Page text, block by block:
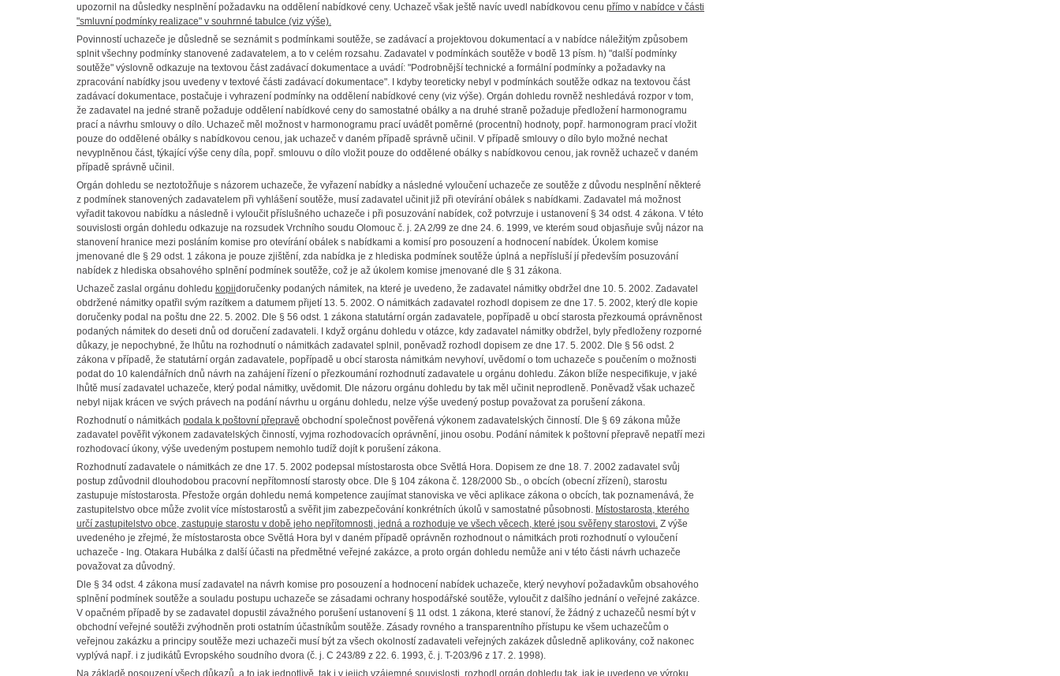
upozornil na důsledky nesplnění požadavku na oddělení nabídkové ceny. Uchazeč však ještě navíc uvedl nabídkovou cenu přímo v nabídce v části
"smluvní podmínky realizace" v souhrnné tabulce (viz výše).
Povinností uchazeče je důsledně se seznámit s podmínkami soutěže, se zadávací a projektovou dokumentací a v nabídce náležitým způsobem
splnit všechny podmínky stanovené zadavatelem, a to v celém rozsahu. Zadavatel v podmínkách soutěže v bodě 13 písm. h) "další podmínky
soutěže" výslovně odkazuje na textovou část zadávací dokumentace a uvádí: "Podrobnější technické a formální podmínky a požadavky na
zpracování nabídky jsou uvedeny v textové části zadávací dokumentace". I kdyby teoreticky nebyl v podmínkách soutěže odkaz na textovou část
zadávací dokumentace, postačuje i vyhrazení podmínky na oddělení nabídkové ceny (viz výše). Orgán dohledu rovněž neshledává rozpor v tom,
že zadavatel na jedné straně požaduje oddělení nabídkové ceny do samostatné obálky a na druhé straně požaduje předložení harmonogramu
prací a návrhu smlouvy o dílo. Uchazeč měl možnost v harmonogramu prací uvádět poměrné (procentní) hodnoty, popř. harmonogram prací vložit
pouze do oddělené obálky s nabídkovou cenou, jak uchazeč v daném případě správně učinil. V případě smlouvy o dílo bylo možné nechat
nevyplněnou část, týkající výše ceny díla, popř. smlouvu o dílo vložit pouze do oddělené obálky s nabídkovou cenou, jak rovněž uchazeč v daném
případě správně učinil.
Orgán dohledu se neztotožňuje s názorem uchazeče, že vyřazení nabídky a následné vyloučení uchazeče ze soutěže z důvodu nesplnění některé
z podmínek stanovených zadavatelem při vyhlášení soutěže, musí zadavatel učinit již při otevírání obálek s nabídkami. Zadavatel má možnost
vyřadit takovou nabídku a následně i vyloučit příslušného uchazeče i při posuzování nabídek, což potvrzuje i ustanovení § 34 odst. 4 zákona. V této
souvislosti orgán dohledu odkazuje na rozsudek Vrchního soudu Olomouc č. j. 2A 2/99 ze dne 24. 6. 1999, ve kterém soud objasňuje svůj názor na
stanovení hranice mezi posláním komise pro otevírání obálek s nabídkami a komisí pro posouzení a hodnocení nabídek. Úkolem komise
jmenované dle § 29 odst. 1 zákona je pouze zjištění, zda nabídka je z hlediska podmínek soutěže úplná a nepřísluší jí především posuzování
nabídek z hlediska obsahového splnění podmínek soutěže, což je až úkolem komise jmenované dle § 31 zákona.
Uchazeč zaslal orgánu dohledu kopiidoručenky podaných námitek, na které je uvedeno, že zadavatel námitky obdržel dne 10. 5. 2002. Zadavatel
obdržené námitky opatřil svým razítkem a datumem přijetí 13. 5. 2002. O námitkách zadavatel rozhodl dopisem ze dne 17. 5. 2002, který dle kopie
doručenky podal na poštu dne 22. 5. 2002. Dle § 56 odst. 1 zákona statutární orgán zadavatele, popřípadě u obcí starosta přezkoumá oprávněnost
podaných námitek do deseti dnů od doručení zadavateli. I když orgánu dohledu v otázce, kdy zadavatel námitky obdržel, byly předloženy rozporné
důkazy, je nepochybné, že lhůtu na rozhodnutí o námitkách zadavatel splnil, poněvadž rozhodl dopisem ze dne 17. 5. 2002. Dle § 56 odst. 2
zákona v případě, že statutární orgán zadavatele, popřípadě u obcí starosta námitkám nevyhoví, uvědomí o tom uchazeče s poučením o možnosti
podat do 10 kalendářních dnů návrh na zahájení řízení o přezkoumání rozhodnutí zadavatele u orgánu dohledu. Zákon blíže nespecifikuje, v jaké
lhůtě musí zadavatel uchazeče, který podal námitky, uvědomit. Dle názoru orgánu dohledu by tak měl učinit neprodleně. Poněvadž však uchazeč
nebyl nijak krácen ve svých právech na podání návrhu u orgánu dohledu, nelze výše uvedený postup považovat za porušení zákona.
Rozhodnutí o námitkách podala k poštovní přepravě obchodní společnost pověřená výkonem zadavatelských činností. Dle § 69 zákona může
zadavatel pověřit výkonem zadavatelských činností, vyjma rozhodovacích oprávnění, jinou osobu. Podání námitek k poštovní přepravě nepatří mezi
rozhodovací úkony, výše uvedeným postupem nemohlo tudíž dojít k porušení zákona.
Rozhodnutí zadavatele o námitkách ze dne 17. 5. 2002 podepsal místostarosta obce Světlá Hora. Dopisem ze dne 18. 7. 2002 zadavatel svůj
postup zdůvodnil dlouhodobou pracovní nepřítomností starosty obce. Dle § 104 zákona č. 128/2000 Sb., o obcích (obecní zřízení), starostu
zastupuje místostarosta. Přestože orgán dohledu nemá kompetence zaujímat stanoviska ve věci aplikace zákona o obcích, tak poznamenává, že
zastupitelstvo obce může zvolit více místostarostů a svěřit jim zabezpečování konkrétních úkolů v samostatné působnosti. Místostarosta, kterého
určí zastupitelstvo obce, zastupuje starostu v době jeho nepřítomnosti, jedná a rozhoduje ve všech věcech, které jsou svěřeny starostovi. Z výše
uvedeného je zřejmé, že místostarosta obce Světlá Hora byl v daném případě oprávněn rozhodnout o námitkách proti rozhodnutí o vyloučení
uchazeče - Ing. Otakara Hubálka z další účasti na předmětné veřejné zakázce, a proto orgán dohledu nemůže ani v této části návrh uchazeče
považovat za důvodný.
Dle § 34 odst. 4 zákona musí zadavatel na návrh komise pro posouzení a hodnocení nabídek uchazeče, který nevyhoví požadavkům obsahového
splnění podmínek soutěže a souladu postupu uchazeče se zásadami ochrany hospodářské soutěže, vyloučit z dalšího jednání o veřejné zakázce.
V opačném případě by se zadavatel dopustil závažného porušení ustanovení § 11 odst. 1 zákona, které stanoví, že žádný z uchazečů nesmí být v
obchodní veřejné soutěži zvýhodněn proti ostatním účastníkům soutěže. Zásady rovného a transparentního přístupu ke všem uchazečům o
veřejnou zakázku a principy soutěže mezi uchazeči musí být za všech okolností zadavateli veřejných zakázek důsledně aplikovány, což nakonec
vyplývá např. i z judikátů Evropského soudního dvora (č. j. C 243/89 z 22. 6. 1993, č. j. T-203/96 z 17. 2. 1998).
Na základě posouzení všech důkazů, a to jak jednotlivě, tak i v jejich vzájemné souvislosti, rozhodl orgán dohledu tak, jak je uvedeno ve výroku.